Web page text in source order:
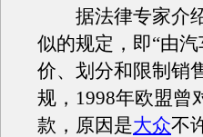
据法律专家介绍
似的规定，即“由
价、划分和限制销
规，1998年欧盟曾
款，原因是大众不